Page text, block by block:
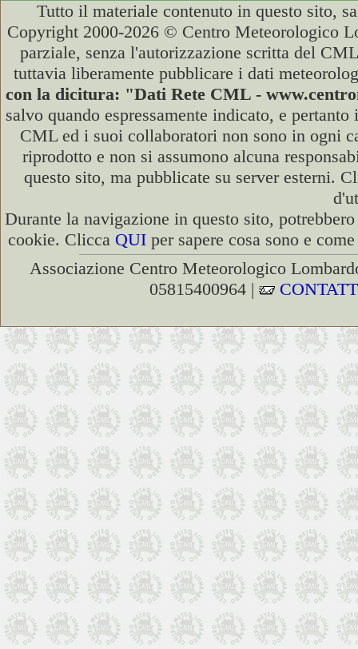
Tutto il materiale contenuto in questo sito,
Copyright 2000-2026 © Centro Meteorologico
parziale, senza l'autorizzazione scritta del
tuttavia liberamente pubblicare i dati
con la dicitura: "Dati Rete CML -
salvo quando espressamente indicato, e
CML ed i suoi collaboratori non sono in ogni
riprodotto e non si assumono alcuna
questo sito, ma pubblicate su server esterni.
Durante la navigazione in questo sito,
cookie. Clicca QUI per sapere cosa sono e
Associazione Centro Meteorologico
05815400964 |